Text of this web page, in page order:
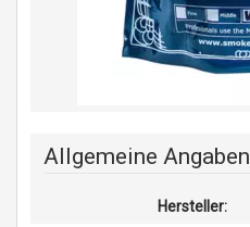
Allgemeine Angaben
Hersteller: